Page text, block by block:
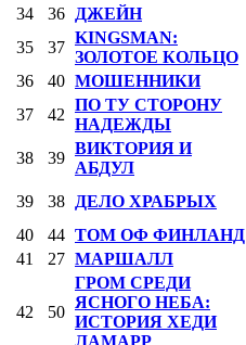
34 36 ДЖЕЙН
35
37
KINGSMAN:
ЗОЛОТОЕ КОЛЬЦО
36
40 МОШЕННИКИ
37
42
ПО ТУ СТОРОНУ
НАДЕЖДЫ
38 39
ВИКТОРИЯ И
АБДУЛ
39 38 ДЕЛО ХРАБРЫХ
40
44 ТОМ ОФ ФИНЛАНД
41
27 МАРШАЛЛ
42 50
ГРОМ СРЕДИ
ЯСНОГО НЕБА:
ИСТОРИЯ ХЕДИ
ЛАМАРР